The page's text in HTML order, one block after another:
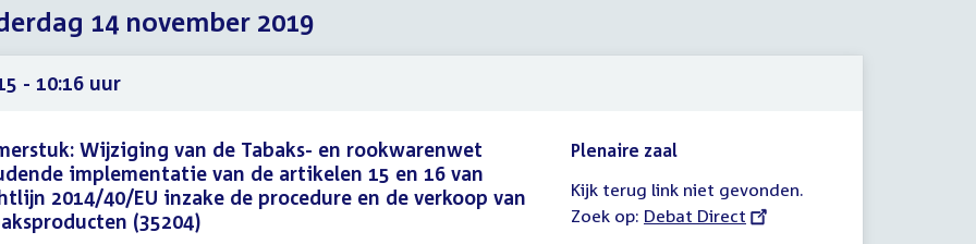
november
2019
november
2019
14 november 2019
- 10:16 uur
Wijziging van de Tabaks- en rookwarenwet
implementatie van de artikelen 15 en 16 van
2014/40/EU inzake de procedure en de verkoop van
(35204)
Plenaire zaal
Kijk terug link niet gevonden.
Zoek op: External
Debat Direct